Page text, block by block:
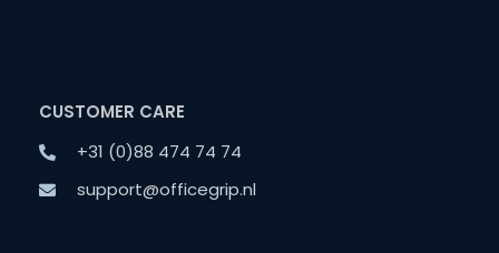
CUSTOMER CARE
+31 (0)88 474 74 74
support@officegrip.nl